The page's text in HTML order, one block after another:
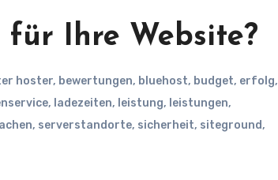
Ihre Website?
hoster, bewertungen, bluehost, budget, erfolg,
, ladezeiten, leistung, leistungen,
, serverstandorte, sicherheit, siteground,